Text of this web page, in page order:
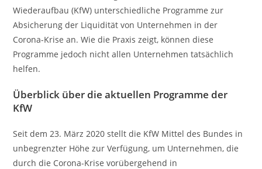
Wiederaufbau (KfW) unterschiedliche Programme zur
Absicherung der Liquidität von Unternehmen in der
Corona-Krise an. Wie die Praxis zeigt, können diese
Programme jedoch nicht allen Unternehmen tatsächlich
helfen.
Überblick über die aktuellen Programme der
KfW
Seit dem 23. März 2020 stellt die KfW Mittel des Bundes in
unbegrenzter Höhe zur Verfügung, um Unternehmen, die
durch die Corona-Krise vorübergehend in